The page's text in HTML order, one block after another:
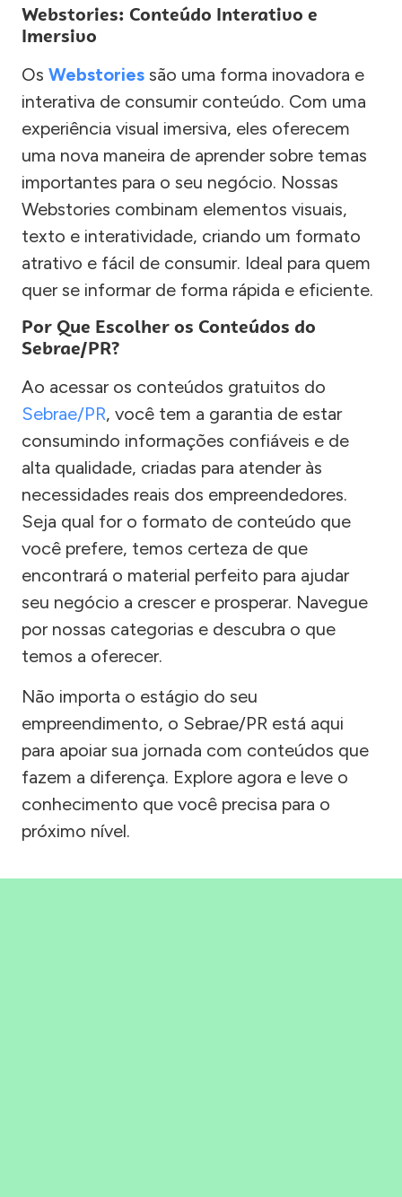
Webstories: Conteúdo Interativo e
Imersivo
Os Webstories são uma forma inovadora e
interativa de consumir conteúdo. Com uma
experiência visual imersiva, eles oferecem
uma nova maneira de aprender sobre temas
importantes para o seu negócio. Nossas
Webstories combinam elementos visuais,
texto e interatividade, criando um formato
atrativo e fácil de consumir. Ideal para quem
quer se informar de forma rápida e eficiente.
Por Que Escolher os Conteúdos do
Sebrae/PR?
Ao acessar os conteúdos gratuitos do
Sebrae/PR, você tem a garantia de estar
consumindo informações confiáveis e de
alta qualidade, criadas para atender às
necessidades reais dos empreendedores.
Seja qual for o formato de conteúdo que
você prefere, temos certeza de que
encontrará o material perfeito para ajudar
seu negócio a crescer e prosperar. Navegue
por nossas categorias e descubra o que
temos a oferecer.
Não importa o estágio do seu
empreendimento, o Sebrae/PR está aqui
para apoiar sua jornada com conteúdos que
fazem a diferença. Explore agora e leve o
conhecimento que você precisa para o
próximo nível.